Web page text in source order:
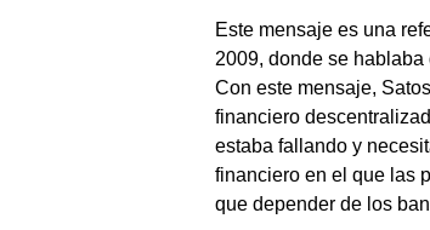
Este mensaje es una
2009, donde se
Con este mensaje,
financiero
estaba fallando y
financiero en el que las
que depender de los